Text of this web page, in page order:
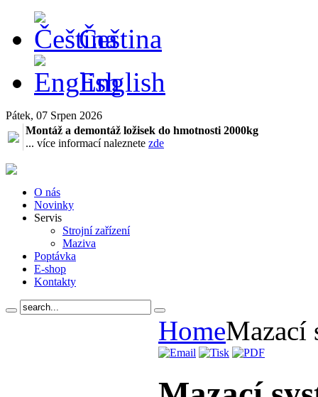
Čeština
English
Pátek, 07 Srpen 2026
Montáž a demontáž ložisek do hmotnosti 2000kg
... více informací naleznete zde
O nás
Novinky
Servis
Strojní zařízení
Maziva
Poptávka
E-shop
Kontakty
HomeMazací